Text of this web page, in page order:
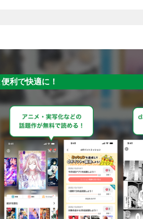
利で快適に！